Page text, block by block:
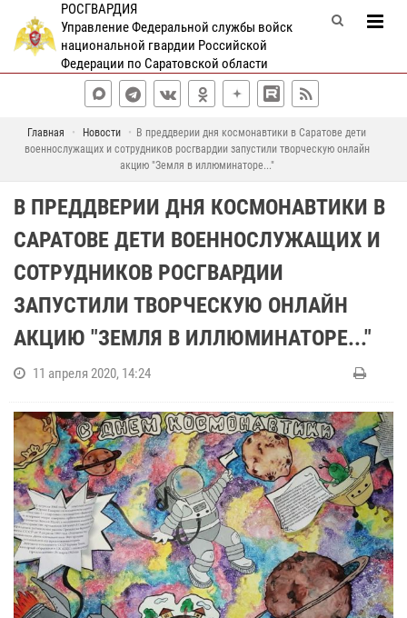
РОСГВАРДИЯ
Управление Федеральной службы войск
национальной гвардии Российской
Федерации по Саратовской области
Главная Новости
В преддверии дня космонавтики в Саратове дети
военнослужащих и сотрудников росгвардии запустили творческую онлайн
акцию "Земля в иллюминаторе..."
В ПРЕДДВЕРИИ ДНЯ КОСМОНАВТИКИ В
САРАТОВЕ ДЕТИ ВОЕННОСЛУЖАЩИХ И
СОТРУДНИКОВ РОСГВАРДИИ
ЗАПУСТИЛИ ТВОРЧЕСКУЮ ОНЛАЙН
АКЦИЮ "ЗЕМЛЯ В ИЛЛЮМИНАТОРЕ..."
11 апреля 2020, 14:24